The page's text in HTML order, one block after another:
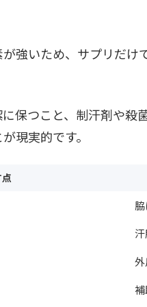
強いため、サプリだ
保つこと、制汗剤や
現実的です。